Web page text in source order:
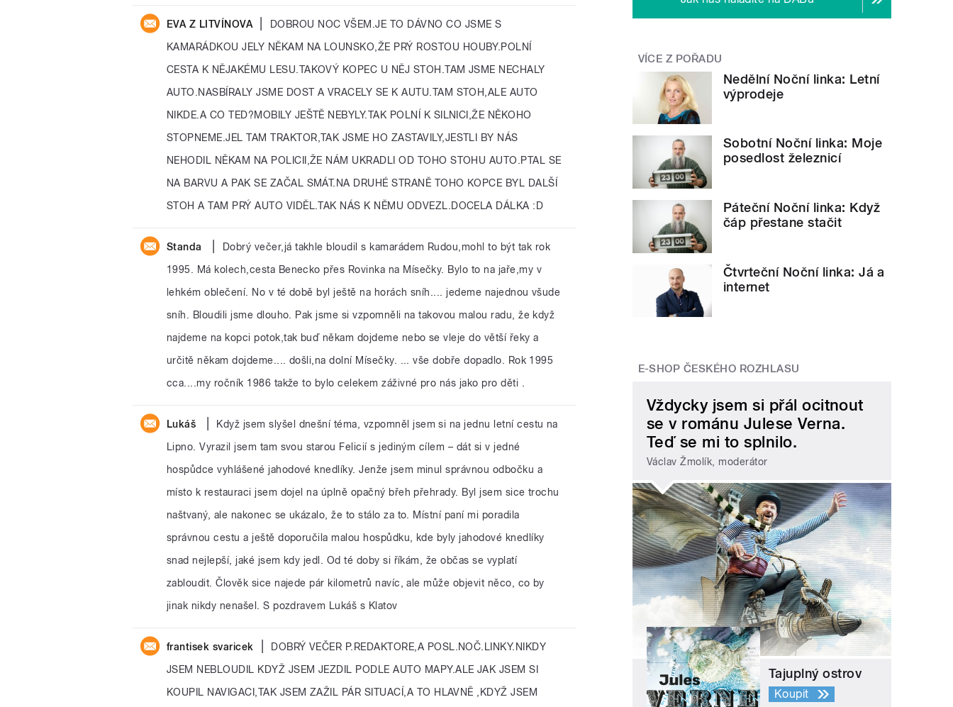
EVA Z LITVÍNOVA
DOBROU NOC VŠEM.JE TO DÁVNO CO JSME S
KAMARÁDKOU JELY NĚKAM NA LOUNSKO,ŽE PRÝ ROSTOU HOUBY.POLNÍ
CESTA K NĚJAKÉMU LESU.TAKOVÝ KOPEC U NĚJ STOH.TAM JSME NECHALY
AUTO.NASBÍRALY JSME DOST A VRACELY SE K AUTU.TAM STOH,ALE AUTO
NIKDE.A CO TED?MOBILY JEŠTĚ NEBYLY.TAK POLNÍ K SILNICI,ŽE NĚKOHO
STOPNEME.JEL TAM TRAKTOR,TAK JSME HO ZASTAVILY,JESTLI BY NÁS
NEHODIL NĚKAM NA POLICII,ŽE NÁM UKRADLI OD TOHO STOHU AUTO.PTAL SE
NA BARVU A PAK SE ZAČAL SMÁT.NA DRUHÉ STRANĚ TOHO KOPCE BYL DALŠÍ
STOH A TAM PRÝ AUTO VIDĚL.TAK NÁS K NĚMU ODVEZL.DOCELA DÁLKA :D
Standa
Dobrý večer,já takhle bloudil s kamarádem Rudou,mohl to být tak rok
1995. Má kolech,cesta Benecko přes Rovinka na Mísečky. Bylo to na jaře,my v
lehkém oblečení. No v té době byl ještě na horách sníh.... jedeme najednou všude
sníh. Bloudili jsme dlouho. Pak jsme si vzpomněli na takovou malou radu, že když
najdeme na kopci potok,tak buď někam dojdeme nebo se vleje do větší řeky a
určitě někam dojdeme.... došli,na dolní Mísečky. ... vše dobře dopadlo. Rok 1995
cca....my ročník 1986 takže to bylo celekem záživné pro nás jako pro děti .
Lukáš
Když jsem slyšel dnešní téma, vzpomněl jsem si na jednu letní cestu na
Lipno. Vyrazil jsem tam svou starou Felicií s jediným cílem – dát si v jedné
hospůdce vyhlášené jahodové knedlíky. Jenže jsem minul správnou odbočku a
místo k restauraci jsem dojel na úplně opačný břeh přehrady. Byl jsem sice trochu
naštvaný, ale nakonec se ukázalo, že to stálo za to. Místní paní mi poradila
správnou cestu a ještě doporučila malou hospůdku, kde byly jahodové knedlíky
snad nejlepší, jaké jsem kdy jedl. Od té doby si říkám, že občas se vyplatí
zabloudit. Člověk sice najede pár kilometrů navíc, ale může objevit něco, co by
jinak nikdy nenašel. S pozdravem Lukáš s Klatov
frantisek svaricek
DOBRÝ VEČER P.REDAKTORE,A POSL.NOČ.LINKY.NIKDY
JSEM NEBLOUDIL KDYŽ JSEM JEZDIL PODLE AUTO MAPY.ALE JAK JSEM SI
KOUPIL NAVIGACI,TAK JSEM ZAŽIL PÁR SITUACÍ,A TO HLAVNĚ ,KDYŽ JSEM
VÍCE Z POŘADU
Nedělní Noční linka: Letní
výprodeje
Sobotní Noční linka: Moje
posedlost železnicí
Páteční Noční linka: Když
čáp přestane stačit
Čtvrteční Noční linka: Já a
internet
E-SHOP ČESKÉHO ROZHLASU
Vždycky jsem si přál ocitnout
se v románu Julese Verna.
Teď se mi to splnilo.
Václav Žmolík, moderátor
Tajuplný ostrov
Koupit